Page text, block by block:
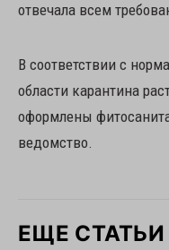
отвечала всем
В соответствии с
области карантина
оформлены
ведомство.
ЕЩЕ